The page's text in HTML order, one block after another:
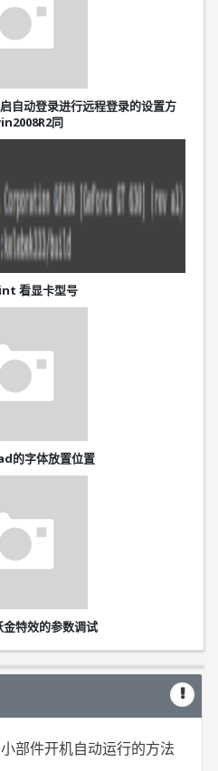
自动登录进行远程登录的设置方
同
看显卡型号
的字体放置位置
特效的参数调试
部件开机自动运行的方法